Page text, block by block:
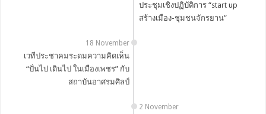
ประชุมเชิงปฏิบัติการ “start up
สร้างเมือง-ชุมชนจักรยาน”
18 November
เวทีประชาคมระดมความคิดเห็น
“ปั่นไป เดินไป ในเมืองเพชร” กับ
สถาบันอาศรมศิลป์
2 November